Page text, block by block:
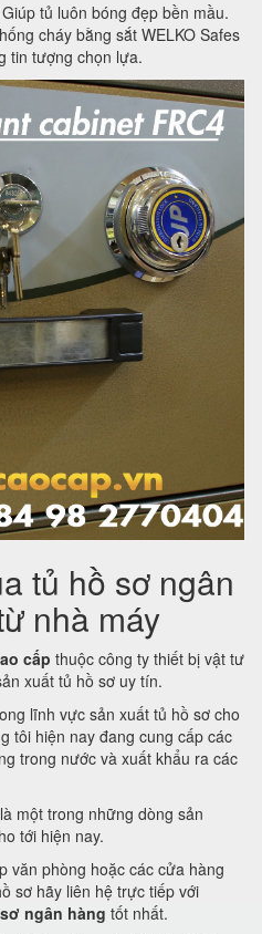
tủ luôn bóng đẹp bền mầu.
cháy bằng sắt WELKO Safes
tin tượng chọn lựa.
tủ hồ sơ ngân
nhà máy
cấp thuộc công ty thiết bị vật tư
xuất tủ hồ sơ uy tín.
lĩnh vực sản xuất tủ hồ sơ cho
tôi hiện nay đang cung cấp các
trong nước và xuất khẩu ra các
một trong những dòng sản
tới hiện nay.
văn phòng hoặc các cửa hàng
sơ hãy liên hệ trực tiếp với
ngân hàng tốt nhất.